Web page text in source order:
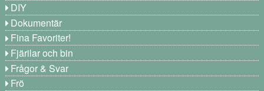
DIY
Dokumentär
Fina Favoriter!
Fjärilar och bin
Frågor & Svar
Frö